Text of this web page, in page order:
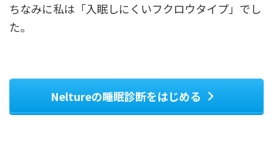
ちなみに私は「入眠しにくいフクロウタイプ」でし
た。
Neltureの睡眠診断をはじめる